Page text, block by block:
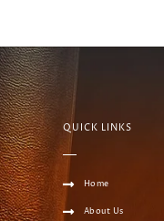
QUICK LINKS
Home
About Us